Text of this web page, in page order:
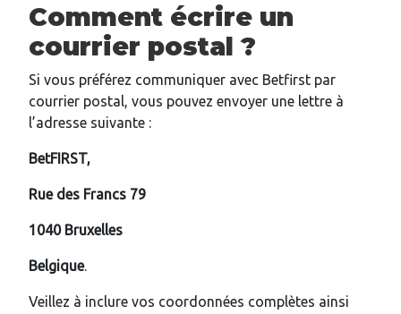
Comment écrire un
courrier postal ?
Si vous préférez communiquer avec Betfirst par
courrier postal, vous pouvez envoyer une lettre à
l’adresse suivante :
BetFIRST,
Rue des Francs 79
1040 Bruxelles
Belgique.
Veillez à inclure vos coordonnées complètes ainsi